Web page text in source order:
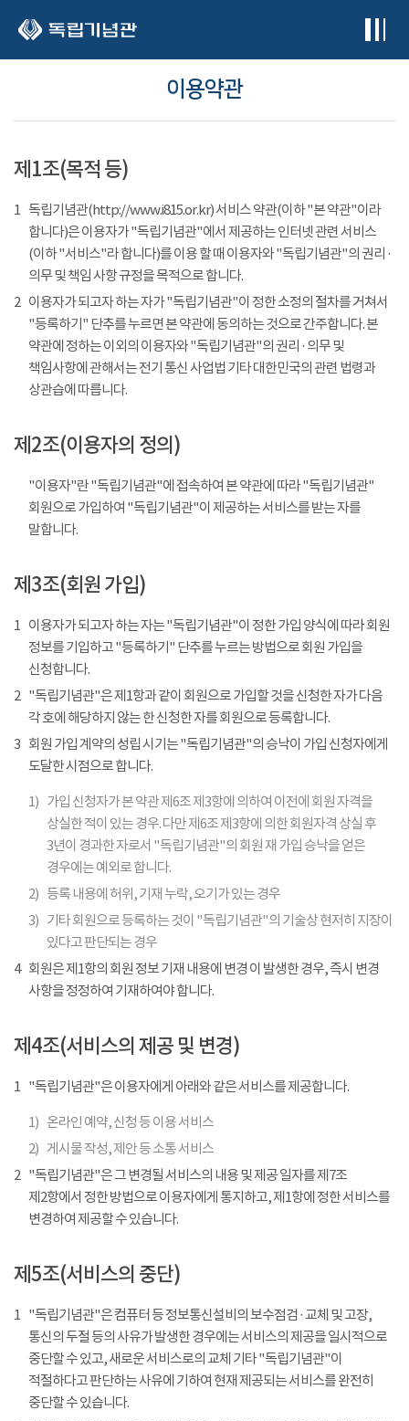
이용약관
제1조(목적 등)
1 독립기념관(http://www.i815.or.kr) 서비스 약관(이하 "본 약관"이라
합니다)은 이용자가 "독립기념관"에서 제공하는 인터넷 관련 서비스
(이하 "서비스"라 합니다)를 이용 할 때 이용자와 "독립기념관"의 권리 ·
의무 및 책임 사항 규정을 목적으로 합니다.
2 이용자가 되고자 하는 자가 "독립기념관"이 정한 소정의 절차를 거쳐서
"등록하기" 단추를 누르면 본 약관에 동의하는 것으로 간주합니다. 본
약관에 정하는 이외의 이용자와 "독립기념관"의 권리 · 의무 및
책임사항에 관해서는 전기 통신 사업법 기타 대한민국의 관련 법령과
상관습에 따릅니다.
제2조(이용자의 정의)
"이용자"란 "독립기념관"에 접속하여 본 약관에 따라 "독립기념관"
회원으로 가입하여 "독립기념관"이 제공하는 서비스를 받는 자를
말합니다.
제3조(회원 가입)
1 이용자가 되고자 하는 자는 "독립기념관"이 정한 가입 양식에 따라 회원
정보를 기입하고 "등록하기" 단추를 누르는 방법으로 회원 가입을
신청합니다.
2 "독립기념관"은 제1항과 같이 회원으로 가입할 것을 신청한 자가 다음
각 호에 해당하지 않는 한 신청한 자를 회원으로 등록합니다.
3 회원 가입 계약의 성립 시기는 "독립기념관"의 승낙이 가입 신청자에게
도달한 시점으로 합니다.
1) 가입 신청자가 본 약관 제6조 제3항에 의하여 이전에 회원 자격을
상실한 적이 있는 경우. 다만 제6조 제3항에 의한 회원자격 상실 후
3년이 경과한 자로서 "독립기념관"의 회원 재 가입 승낙을 얻은
경우에는 예외로 합니다.
2) 등록 내용에 허위, 기재 누락, 오기가 있는 경우
3) 기타 회원으로 등록하는 것이 "독립기념관"의 기술상 현저히 지장이
있다고 판단되는 경우
4
회원은 제1항의 회원 정보 기재 내용에 변경 이 발생한 경우, 즉시 변경
사항을 정정하여 기재하여야 합니다.
제4조(서비스의 제공 및 변경)
1 "독립기념관"은 이용자에게 아래와 같은 서비스를 제공합니다.
1) 온라인 예약, 신청 등 이용 서비스
2) 게시물 작성, 제안 등 소통 서비스
2 "독립기념관"은 그 변경될 서비스의 내용 및 제공 일자를 제7조
제2항에서 정한 방법으로 이용자에게 통지하고, 제1항에 정한 서비스를
변경하여 제공할 수 있습니다.
제5조(서비스의 중단)
1 "독립기념관"은 컴퓨터 등 정보통신설비의 보수점검 · 교체 및 고장,
통신의 두절 등의 사유가 발생한 경우에는 서비스의 제공을 일시적으로
중단할 수 있고, 새로운 서비스로의 교체 기타 "독립기념관"이
적절하다고 판단하는 사유에 기하여 현재 제공되는 서비스를 완전히
중단할 수 있습니다.